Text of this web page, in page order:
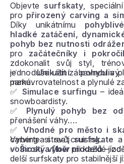
Objevte surfskaty,
pro přirozený carving a
Díky unikátnímu
hladké zatáčení,
pohyb bez nutnosti
pro začátečníky i
zdokonalit svůj styl,
jednoduše užít zábavnou a
parku.
✅Unikátní
manévrovatelnost a plynulé
✅ Simulace surfingu –
snowboardisty.
✅ Plynulý pohyb bez
přenášení váhy.
✅ Vhodné pro město i
carving a street cruising.
✅Široký výběr modelů– od
delší surfskaty pro stabilnější
Vyberte si svůjsurfskate
volnosti a flowpři každé